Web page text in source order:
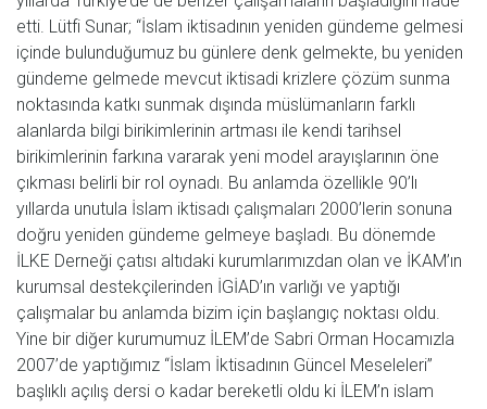
etti. Lütfi Sunar; “İslam iktisadının yeniden gündeme gelmesi
içinde bulunduğumuz bu günlere denk gelmekte, bu yeniden
gündeme gelmede mevcut iktisadi krizlere çözüm sunma
noktasında katkı sunmak dışında müslümanların farklı
alanlarda bilgi birikimlerinin artması ile kendi tarihsel
birikimlerinin farkına vararak yeni model arayışlarının öne
çıkması belirli bir rol oynadı. Bu anlamda özellikle 90’lı
yıllarda unutula İslam iktisadı çalışmaları 2000’lerin sonuna
doğru yeniden gündeme gelmeye başladı. Bu dönemde
İLKE Derneği çatısı altıdaki kurumlarımızdan olan ve İKAM’ın
kurumsal destekçilerinden İGİAD’ın varlığı ve yaptığı
çalışmalar bu anlamda bizim için başlangıç noktası oldu.
Yine bir diğer kurumumuz İLEM’de Sabri Orman Hocamızla
2007’de yaptığımız “İslam İktisadının Güncel Meseleleri”
başlıklı açılış dersi o kadar bereketli oldu ki İLEM’n islam